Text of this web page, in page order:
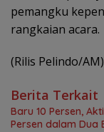
pemangku
rangkaian acara.
(Rilis Pelindo/AM)
Berita Terkait
Baru 10 Persen,
Persen dalam Dua